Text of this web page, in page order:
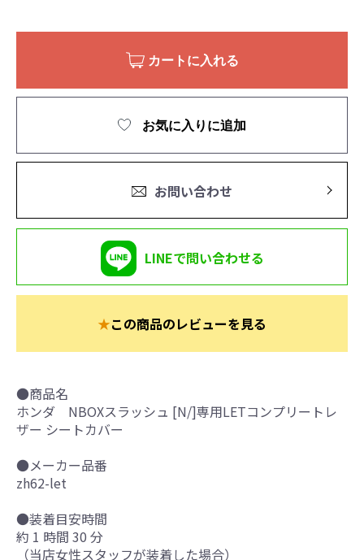
カートに入れる
お気に入りに追加
お問い合わせ
LINEで問い合わせる
★この商品のレビューを見る
●商品名
ホンダ NBOXスラッシュ [N/]専用LETコンプリートレ
ザー シートカバー
●メーカー品番
zh62-let
●装着目安時間
約 1 時間 30 分
（当店女性スタッフが装着した場合）